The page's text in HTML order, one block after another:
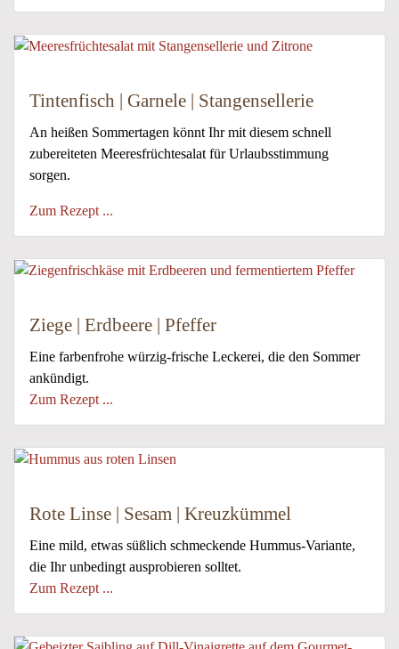
Tintenfisch | Garnele | Stangensellerie
An heißen Sommertagen könnt Ihr mit diesem schnell
zubereiteten Meeresfrüchtesalat für Urlaubsstimmung
sorgen.
Zum Rezept ...
Ziege | Erdbeere | Pfeffer
Eine farbenfrohe würzig-frische Leckerei, die den Sommer
ankündigt.
Zum Rezept ...
Rote Linse | Sesam | Kreuzkümmel
Eine mild, etwas süßlich schmeckende Hummus-Variante,
die Ihr unbedingt ausprobieren solltet.
Zum Rezept ...